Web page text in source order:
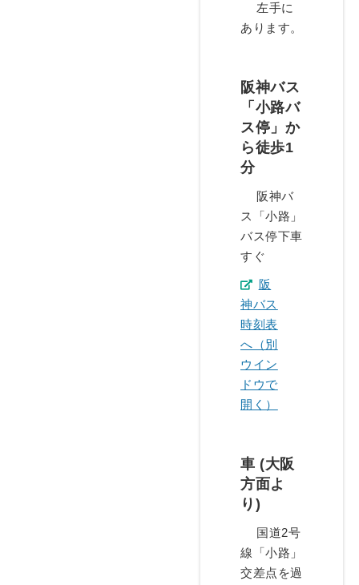
左手に
あります。
阪神バス
「小路バ
ス停」か
ら徒歩1
分
阪神バ
ス「小路」
バス停下車
すぐ
阪
神バス
時刻表
へ（別
ウイン
ドウで
開く）
車 (大阪
方面よ
り)
国道2号
線「小路」
交差点を過